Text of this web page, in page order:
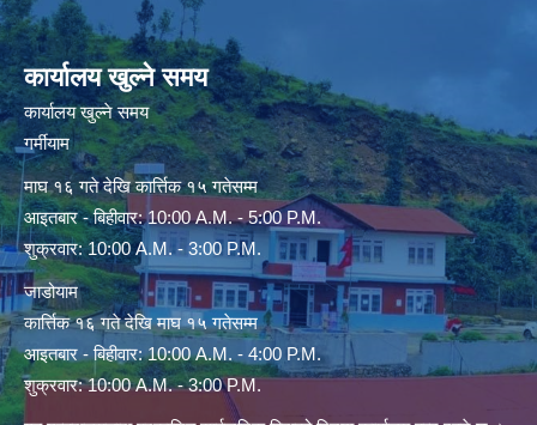
कार्यालय खुल्ने समय
कार्यालय खुल्ने समय
गर्मीयाम
माघ १६ गते देखि कार्त्तिक १५ गतेसम्म
आइतबार - बिहीवार: 10:00 A.M. - 5:00 P.M.
शुक्रवार: 10:00 A.M. - 3:00 P.M.
जाडोयाम
कार्त्तिक १६ गते देखि माघ १५ गतेसम्म
आइतबार - बिहीवार: 10:00 A.M. - 4:00 P.M.
शुक्रवार: 10:00 A.M. - 3:00 P.M.